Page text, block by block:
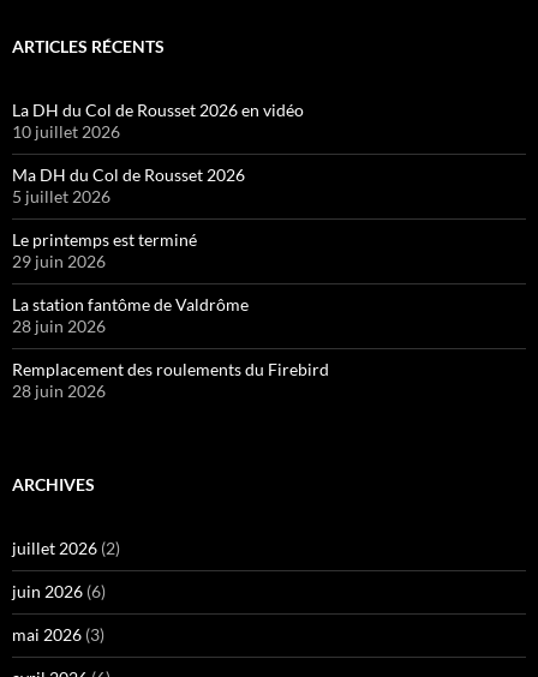
ARTICLES RÉCENTS
La DH du Col de Rousset 2026 en vidéo
10 juillet 2026
Ma DH du Col de Rousset 2026
5 juillet 2026
Le printemps est terminé
29 juin 2026
La station fantôme de Valdrôme
28 juin 2026
Remplacement des roulements du Firebird
28 juin 2026
ARCHIVES
juillet 2026 (2)
juin 2026 (6)
mai 2026 (3)